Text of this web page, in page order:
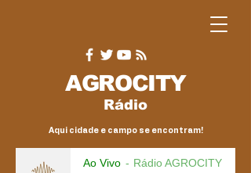
AGROCITY
Rádio
Aqui cidade e campo se encontram!
Ao Vivo Rádio AGROCITY